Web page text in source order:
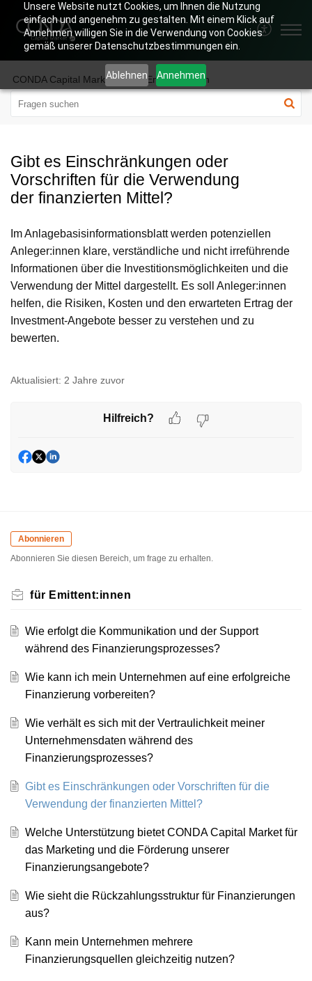
Unsere Website nutzt Cookies, um Ihnen die Nutzung
einfach und angenehm zu gestalten. Mit einem Klick auf
Annehmen willigen Sie in die Verwendung von Cookies
gemäß unserer Datenschutzbestimmungen ein.
Ablehnen Annehmen
CONDA Capital Market für Emittent:innen
Gibt es Einschränkungen oder
Vorschriften für die Verwendung
der finanzierten Mittel?
Im Anlagebasisinformationsblatt werden potenziellen
Anleger:innen klare, verständliche und nicht irreführende
Informationen über die Investitionsmöglichkeiten und die
Verwendung der Mittel dargestellt. Es soll Anleger:innen
helfen, die Risiken, Kosten und den erwarteten Ertrag der
Investment-Angebote besser zu verstehen und zu
bewerten.
Aktualisiert: 2 Jahre zuvor
Hilfreich?
Abonnieren
Abonnieren Sie diesen Bereich, um frage zu erhalten.
für Emittent:innen
Wie erfolgt die Kommunikation und der Support
während des Finanzierungsprozesses?
Wie kann ich mein Unternehmen auf eine erfolgreiche
Finanzierung vorbereiten?
Wie verhält es sich mit der Vertraulichkeit meiner
Unternehmensdaten während des
Finanzierungsprozesses?
Gibt es Einschränkungen oder Vorschriften für die
Verwendung der finanzierten Mittel?
Welche Unterstützung bietet CONDA Capital Market für
das Marketing und die Förderung unserer
Finanzierungsangebote?
Wie sieht die Rückzahlungsstruktur für Finanzierungen
aus?
Kann mein Unternehmen mehrere
Finanzierungsquellen gleichzeitig nutzen?